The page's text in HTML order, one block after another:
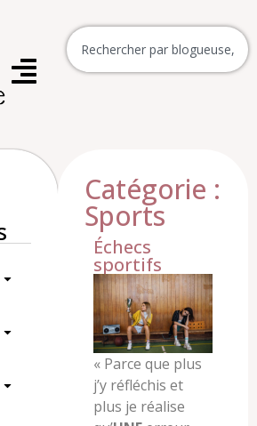
Catégorie :
Sports
Échecs
sportifs
« Parce que plus
j’y réfléchis et
plus je réalise